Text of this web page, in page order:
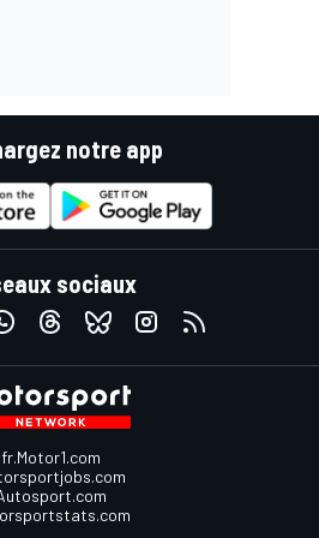
notre app
sociaux
fr.Motor1.com